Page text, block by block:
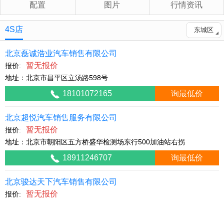
配置 图片 行情资讯
4S店 东城区
北京磊诚浩业汽车销售有限公司
报价: 暂无报价
地址：北京市昌平区立汤路598号
18101072165 询最低价
北京超悦汽车销售服务有限公司
报价: 暂无报价
地址：北京市朝阳区五方桥盛华检测场东行500加油站右拐
18911246707 询最低价
北京骏达天下汽车销售有限公司
报价: 暂无报价